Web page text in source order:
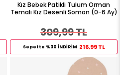
Kız Bebek Patikli Tulum Orman
Temalı Kız Desenli Somon (0-6 Ay)
309,99 TL
Sepette %30 İNDİRİM 216,99 TL